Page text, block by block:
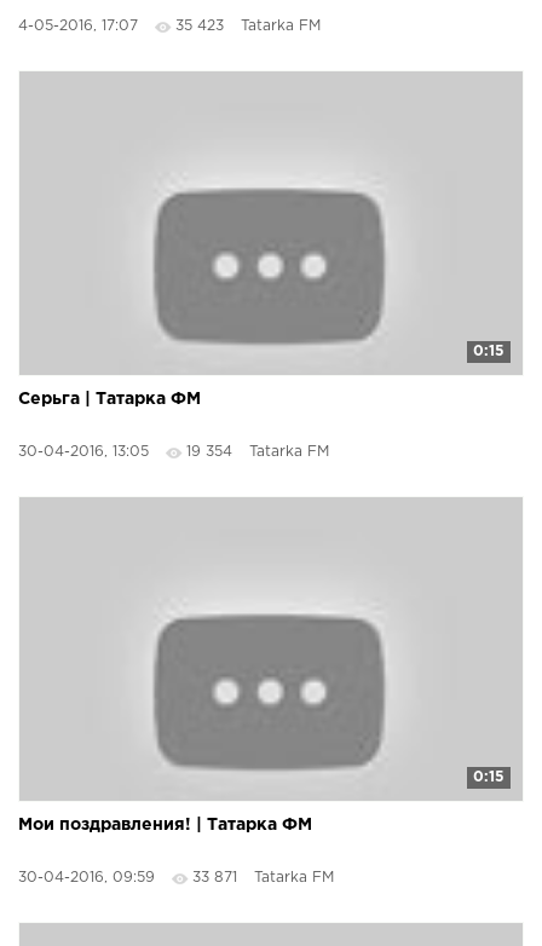
4-05-2016, 17:07 35 423 Tatarka FM
0:15
Серьга | Татарка ФМ
30-04-2016, 13:05 19 354 Tatarka FM
0:15
Мои поздравления! | Татарка ФМ
30-04-2016, 09:59 33 871 Tatarka FM